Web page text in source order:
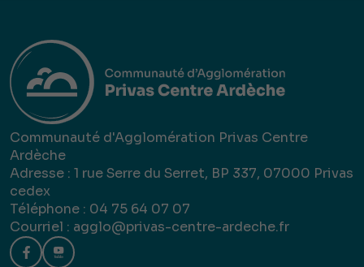
Communauté d'Agglomération Privas Centre
Ardèche
Adresse : 1 rue Serre du Serret, BP 337, 07000 Privas
cedex
Téléphone : 04 75 64 07 07
Courriel : agglo@privas-centre-ardeche.fr